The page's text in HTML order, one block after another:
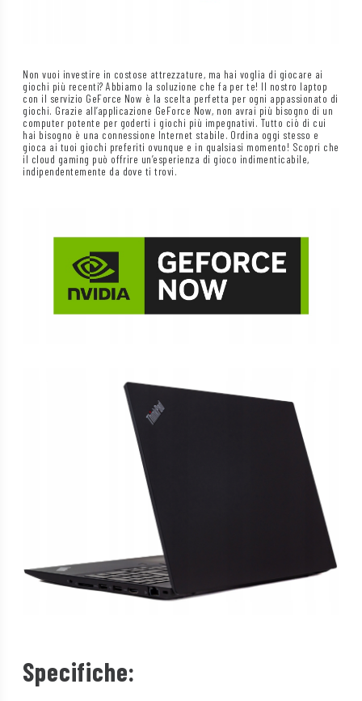
Non vuoi investire in costose attrezzature, ma hai voglia di giocare ai
giochi più recenti? Abbiamo la soluzione che fa per te! Il nostro laptop
con il servizio GeForce Now è la scelta perfetta per ogni appassionato di
giochi. Grazie all’applicazione GeForce Now, non avrai più bisogno di un
computer potente per goderti i giochi più impegnativi. Tutto ciò di cui
hai bisogno è una connessione Internet stabile. Ordina oggi stesso e
gioca ai tuoi giochi preferiti ovunque e in qualsiasi momento! Scopri che
il cloud gaming può offrire un’esperienza di gioco indimenticabile,
indipendentemente da dove ti trovi.
Specifiche: